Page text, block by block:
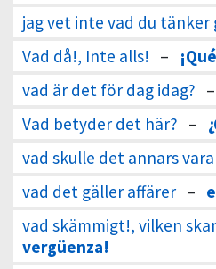
jag vet inte vad du tänker
Vad då!, Inte alls! –
vad är det för dag idag? –
Vad betyder det här? –
vad skulle det annars vara
vad det gäller affärer –
vad skämmigt!, vilken
vergüenza!